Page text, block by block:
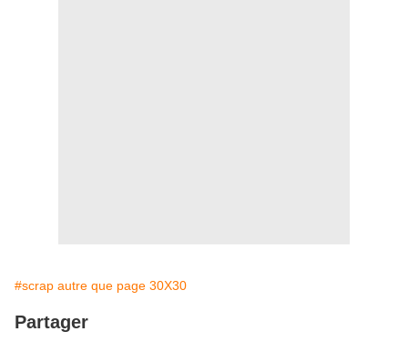
#scrap autre que page 30X30
Partager